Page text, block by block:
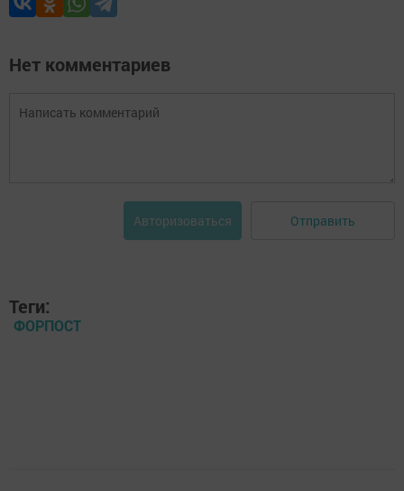
Нет комментариев
Авторизоваться Отправить
Теги:
ФОРПОСТ